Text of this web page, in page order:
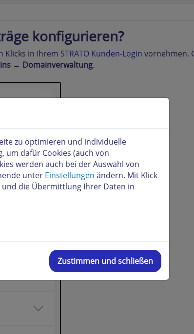
konfigurieren?
Klicks in Ihrem STRATO Kunden-Login vornehmen.
→ Domainverwaltung.
zu optimieren und individuelle
um dafür Cookies (auch von
werden auch bei der Auswahl von
unter Einstellungen ändern. Mit Klick
und die Übermittlung Ihrer Daten in
Zustimmen und schließen